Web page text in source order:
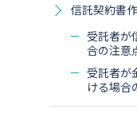
信託契約書
受託者が
合の注意
受託者が
ける場合